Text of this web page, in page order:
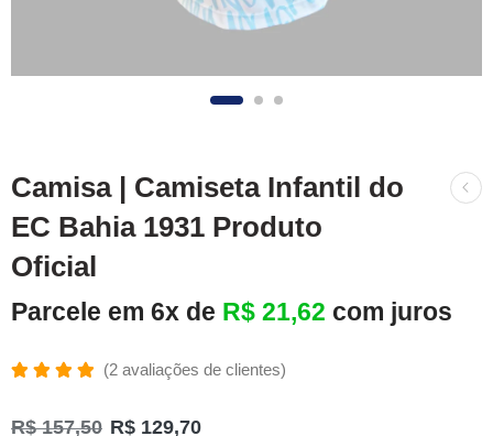
Camisa | Camiseta Infantil do
EC Bahia 1931 Produto
Oficial
Parcele em 6x de R$ 21,62 com juros
5.00de 5,
(2avaliações de clientes)
R$157,50 R$ 129,70